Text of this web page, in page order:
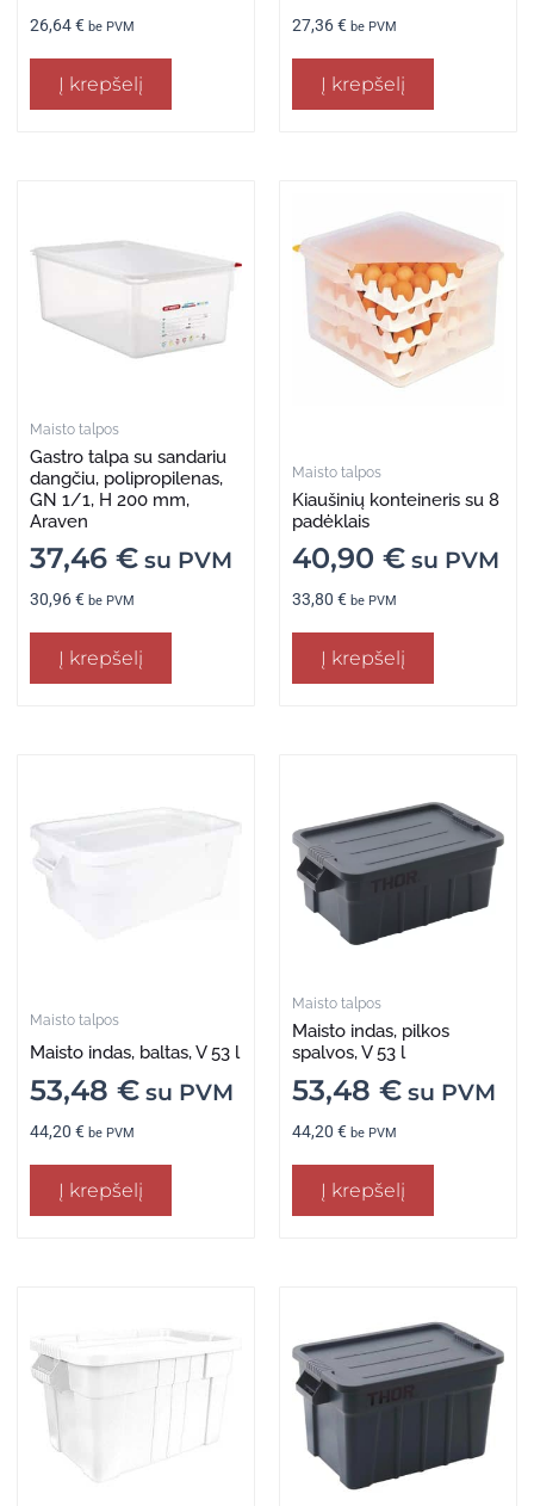
26,64€ be PVM
Į krepšelį
27,36€ be PVM
Į krepšelį
Maisto talpos
Gastro talpa su sandariu
dangčiu, polipropilenas,
GN 1/1, H 200 mm,
Araven
37,46 € su PVM
30,96€ be PVM
Į krepšelį
Maisto talpos
Kiaušinių konteineris su 8
padėklais
40,90 € su PVM
33,80 € be PVM
Į krepšelį
Maisto talpos
Maisto indas, baltas, V 53 l
53,48 € su PVM
44,20 € be PVM
Į krepšelį
Maisto talpos
Maisto indas, pilkos
spalvos, V 53 l
53,48 € su PVM
44,20 € be PVM
Į krepšelį